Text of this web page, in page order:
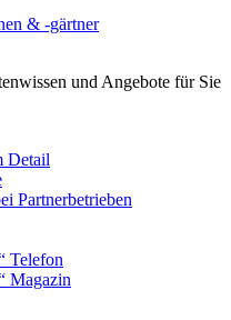
& -gärtner
und Angebote für Sie
Detail
Partnerbetrieben
Telefon
Magazin